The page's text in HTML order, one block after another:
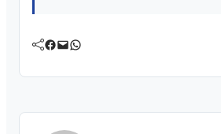
Facebook Mail WhatsApp